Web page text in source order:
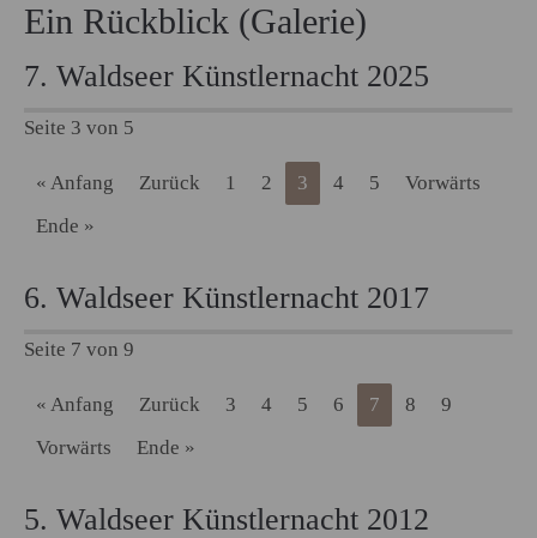
Ein Rückblick (Galerie)
7. Waldseer Künstlernacht 2025
Seite 3 von 5
« Anfang Zurück 1 2 3 4 5
Vorwärts
Ende »
6. Waldseer Künstlernacht 2017
Seite 7 von 9
« Anfang Zurück 3 4 5 6 7 8
9
Vorwärts
Ende »
5. Waldseer Künstlernacht 2012